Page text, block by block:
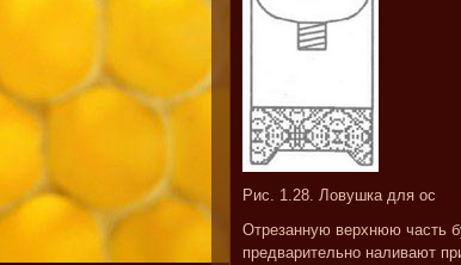
Рис. 1.28. Ловушка для ос
Отрезанную верхнюю часть
предварительно наливают